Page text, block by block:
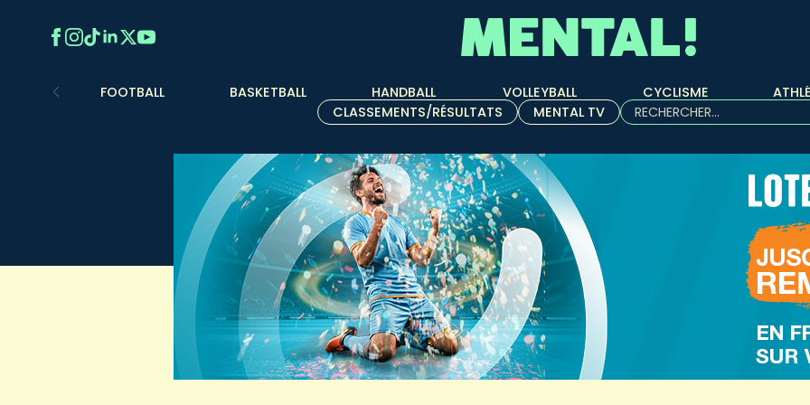
FOOTBALL BASKETBALL HANDBALL VOLLEYBALL CYCLISME
CLASSEMENTS/RÉSULTATS
MENTAL TV
Rechercher :